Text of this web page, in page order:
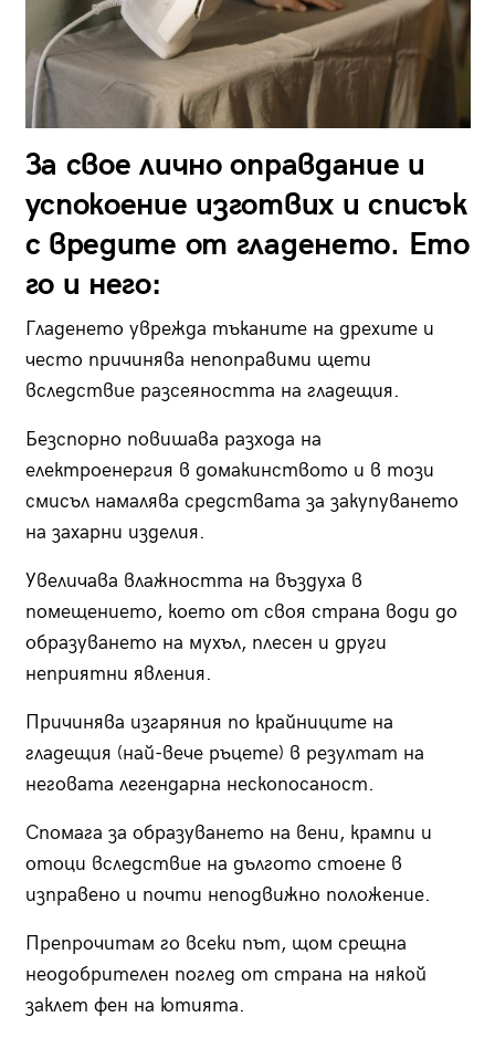
За свое лично оправдание и
успокоение изготвих и списък
с вредите от гладенето. Ето
го и него:
Гладенето уврежда тъканите на дрехите и
често причинява непоправими щети
вследствие разсеяността на гладещия.
Безспорно повишава разхода на
електроенергия в домакинството и в този
смисъл намалява средствата за закупуването
на захарни изделия.
Увеличава влажността на въздуха в
помещението, което от своя страна води до
образуването на мухъл, плесен и други
неприятни явления.
Причинява изгаряния по крайниците на
гладещия (най-вече ръцете) в резултат на
неговата легендарна нескопосаност.
Спомага за образуването на вени, крампи и
отоци вследствие на дългото стоене в
изправено и почти неподвижно положение.
Препрочитам го всеки път, щом срещна
неодобрителен поглед от страна на някой
заклет фен на ютията.